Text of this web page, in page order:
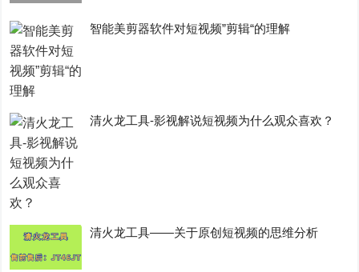
智能美剪器软件对短视频”剪辑“的理解
清火龙工具-影视解说短视频为什么观众喜欢？
清火龙工具——关于原创短视频的思维分析